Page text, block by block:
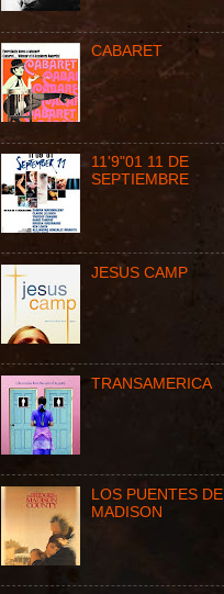
CABARET
11'9"01 11 DE
SEPTIEMBRE
JESUS CAMP
TRANSAMERICA
LOS PUENTES DE
MADISON